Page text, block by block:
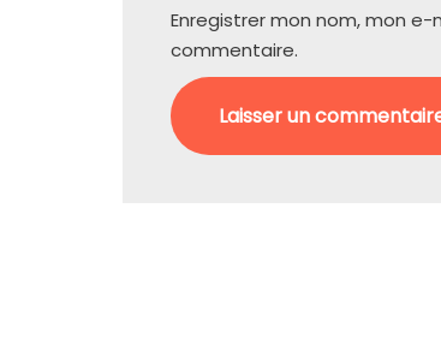
Enregistrer mon nom, mon
commentaire.